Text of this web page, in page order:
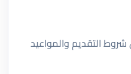
شروط التقديم والمواعيد